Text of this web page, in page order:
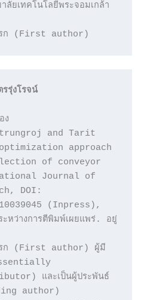
ลัยเทคโนโลยีพระจอมเกล้า
แรก (First author)
รุ่งโรจน์
ง
and Tarit
approach
of conveyor
Journal of
DOI:
(Inpress),
หว่างการตีพิมพ์เผยแพร่. อยู่
แรก (First author) ผู้มี
และเป็นผู้ประพันธ์
author)